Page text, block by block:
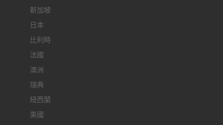
新加坡
日本
比利時
法國
澳洲
瑞典
紐西蘭
美國